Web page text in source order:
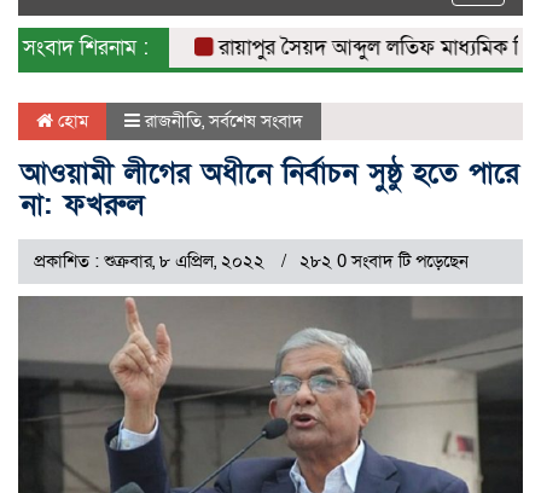
সংবাদ শিরনাম :
রায়াপুর সৈয়দ আব্দুল লতিফ মাধ্যমিক
হোম রাজনীতি,সর্বশেষ সংবাদ
আওয়ামী লীগের অধীনে নির্বাচন সুষ্ঠু হতে পারে
না: ফখরুল
প্রকাশিত : শুক্রবার, ৮ এপ্রিল, ২০২২ ২৮২ 0 সংবাদ টি পড়েছেন